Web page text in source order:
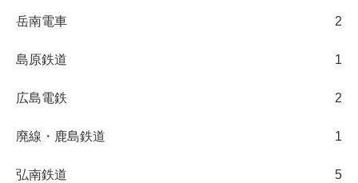
岳南電車 2
島原鉄道 1
広島電鉄 2
廃線・鹿島鉄道 1
弘南鉄道 5